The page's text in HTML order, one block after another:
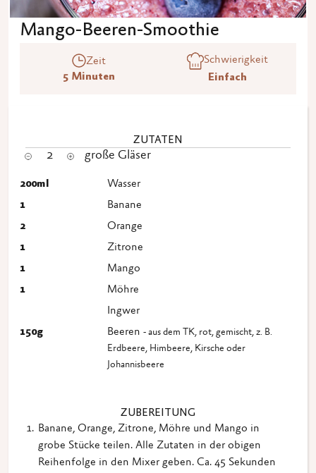
Mango-Beeren-Smoothie
Zeit
5 Minuten
Schwierigkeit
Einfach
ZUTATEN
2 große Gläser
200ml
Wasser
1
Banane
2
Orange
1
Zitrone
1
Mango
1
Möhre
Ingwer
150g Beeren - aus dem TK, rot, gemischt, z. B.
Erdbeere, Himbeere, Kirsche oder
Johannisbeere
ZUBEREITUNG
Banane, Orange, Zitrone, Möhre und Mango in
grobe Stücke teilen. Alle Zutaten in der obigen
Reihenfolge in den Mixer geben. Ca. 45 Sekunden